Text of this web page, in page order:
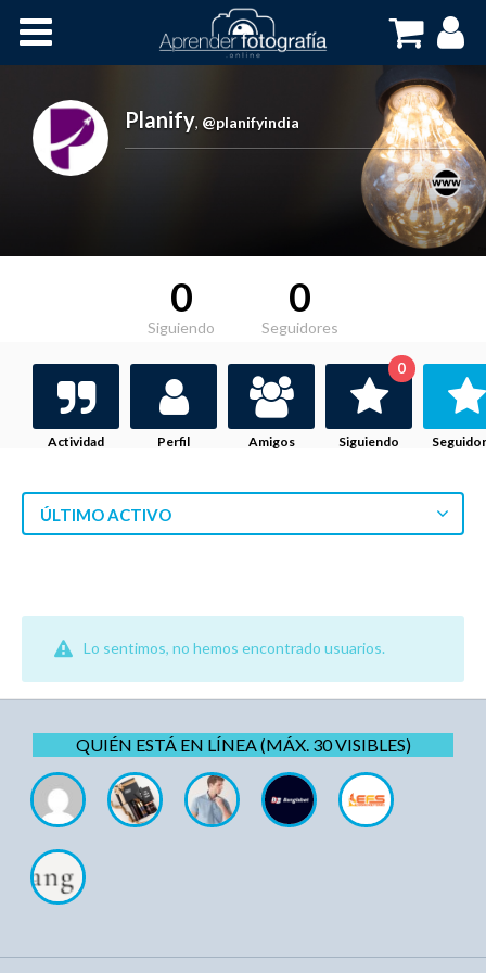
Cursos OnLine
Planify, @planifyindia
0
Siguiendo
0
Seguidores
Actividad Perfil Amigos Siguiendo
0
ÚLTIMO ACTIVO
Lo sentimos, no hemos encontrado usuarios.
QUIÉN ESTÁ EN LÍNEA (MÁX. 30 VISIBLES)